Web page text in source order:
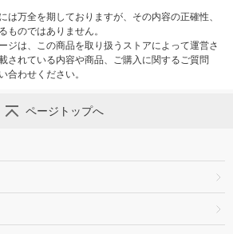
は万全を期しておりますが、その内容の正確性、
ものではありません。
ジは、この商品を取り扱うストアによって運営さ
されている内容や商品、ご購入に関するご質問
合わせください。
ページトップへ